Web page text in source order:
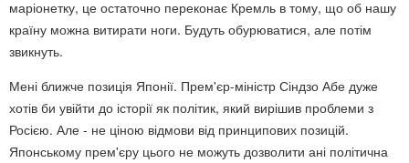
маріонетку, це остаточно переконає Кремль в тому, що об нашу
країну можна витирати ноги. Будуть обурюватися, але потім
звикнуть.
Мені ближче позиція Японії. Прем'єр-міністр Сіндзо Абе дуже
хотів би увійти до історії як політик, який вирішив проблеми з
Росією. Але - не ціною відмови від принципових позицій.
Японському прем'єру цього не можуть дозволити ані політична